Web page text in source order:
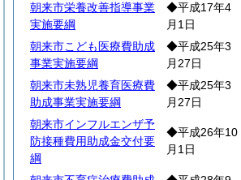
朝来市栄養改善指導事業
実施要綱
◆平成17年4
月1日
朝来市こども医療費助成
事業実施要綱
◆平成25年3
月27日
朝来市未熟児養育医療費
助成事業実施要綱
◆平成25年3
月27日
朝来市インフルエンザ予
防接種費用助成金交付要
綱
◆平成26年10
月1日